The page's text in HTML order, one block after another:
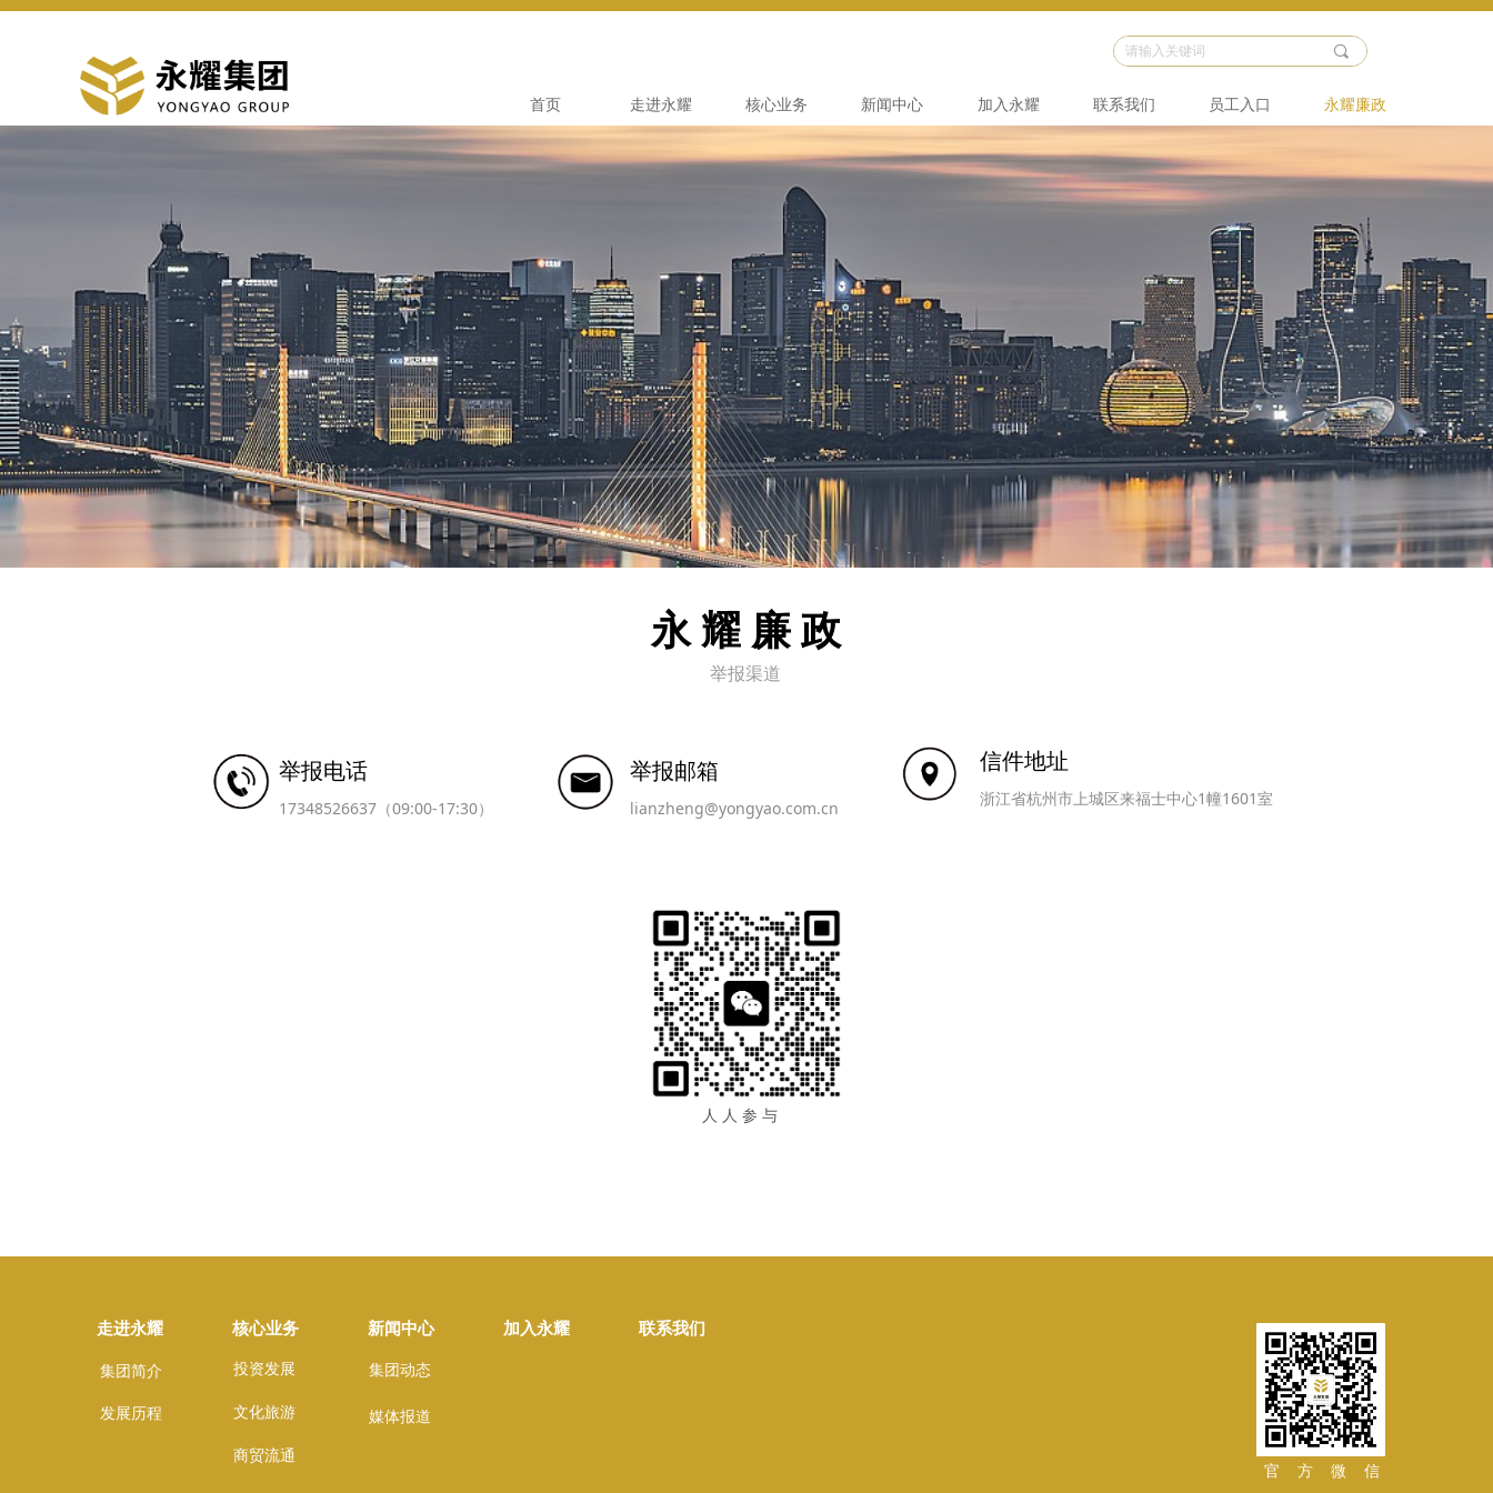
首页 走进永耀 核心业务 新闻中心 加入永耀 联系我们 员工入口 永耀廉政
끠
举报电话
17348526637（09:00-17:30）
信件地址
浙江省杭州市上城区来福士中心1幢1601室
举报邮箱
lianzheng@yongyao.com.cn
永 耀 廉 政
举报渠道
人 人 参 与
集团动态
媒体报道
集团简介
发展历程
官 方 微 信
走进永耀 核心业务 新闻中心 加入永耀 联系我们
投资发展
文化旅游
商贸流通